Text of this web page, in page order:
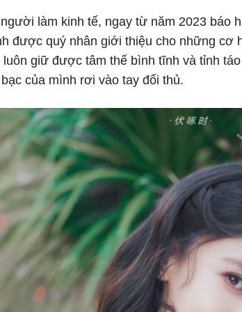
làm kinh tế, ngay từ năm 2023 báo
được quý nhân giới thiệu cho những cơ
luôn giữ được tâm thế bình tĩnh và tỉnh
của mình rơi vào tay đối thủ.